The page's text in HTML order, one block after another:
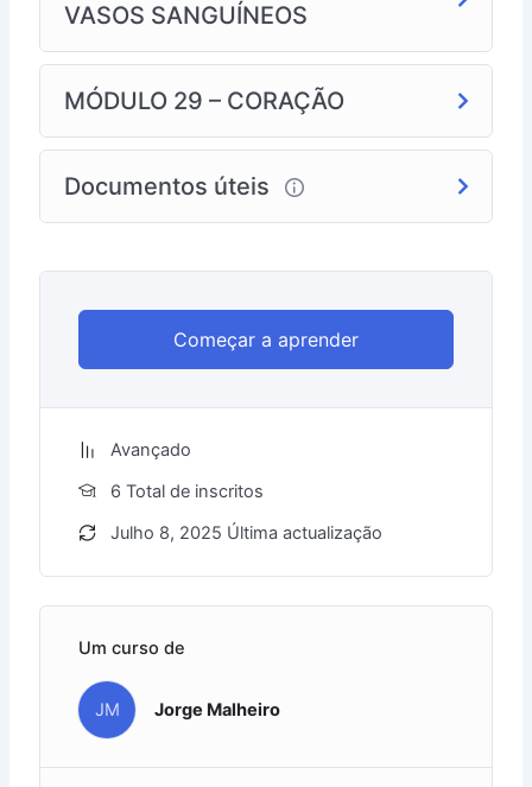
VASOS SANGUÍNEOS
MÓDULO 29 – CORAÇÃO
Documentos úteis
Começar a aprender
Avançado
6 Total de inscritos
Julho 8, 2025 Última actualização
Um curso de
JM Jorge Malheiro